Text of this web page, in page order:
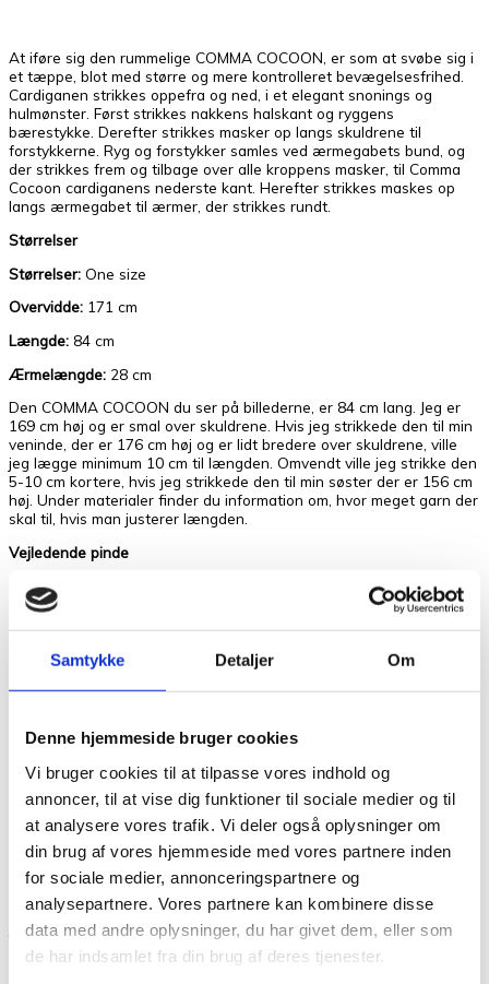
Samtykke Detaljer Om
Denne hjemmeside bruger cookies
Vi bruger cookies til at tilpasse vores indhold og
annoncer, til at vise dig funktioner til sociale medier og til
at analysere vores trafik. Vi deler også oplysninger om
din brug af vores hjemmeside med vores partnere inden
for sociale medier, annonceringspartnere og
analysepartnere. Vores partnere kan kombinere disse
data med andre oplysninger, du har givet dem, eller som
de har indsamlet fra din brug af deres tjenester.
At iføre sig den rummelige COMMA COCOON, er som at svøbe sig i
et tæppe, blot med større og mere kontrolleret bevægelsesfrihed.
Cardiganen strikkes oppefra og ned, i et elegant snonings og
hulmønster. Først strikkes nakkens halskant og ryggens
bærestykke. Derefter strikkes masker op langs skuldrene til
forstykkerne. Ryg og forstykker samles ved ærmegabets bund, og
der strikkes frem og tilbage over alle kroppens masker, til Comma
Cocoon cardiganens nederste kant. Herefter strikkes maskes op
langs ærmegabet til ærmer, der strikkes rundt.
Størrelser
Størrelser: One size
Overvidde: 171 cm
Længde: 84 cm
Ærmelængde: 28 cm
Den COMMA COCOON du ser på billederne, er 84 cm lang. Jeg er
169 cm høj og er smal over skuldrene. Hvis jeg strikkede den til min
veninde, der er 176 cm høj og er lidt bredere over skuldrene, ville
jeg lægge minimum 10 cm til længden. Omvendt ville jeg strikke den
5-10 cm kortere, hvis jeg strikkede den til min søster der er 156 cm
høj. Under materialer finder du information om, hvor meget garn der
skal til, hvis man justerer længden.
Vejledende pinde
Rundpinde:
4 mm (40 og 140 cm) og 4,5 mm (60, 80 og 140 cm)
Strikkefasthed:
17 m og 25 p i MØNSTER på p 4,5 mm = 10 x 10 cm
Materialer
900 g Håndværksgarn fra Hjelholts Uldspinderi i farve 03 mellem
NOTE: I ovennævnte garnforbrug er der garn nok til at strikke
Der bruges ca. 90 g garn yderligere til at strikke kroppen 10 cm
længere.
Der bruges ca. 30 g garn yderligere til at strikke ærmerne 5 cm
længere.
Garn alternativ:
Jensen Yarn fra Isager og Spinni fra Isager. De to kvaliteter strikkes
sammen.